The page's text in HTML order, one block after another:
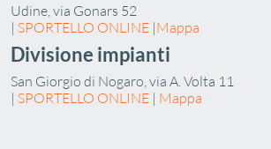
Udine, via Gonars 52
| SPORTELLO ONLINE |Mappa
Divisione impianti
San Giorgio di Nogaro, via A. Volta 11
| SPORTELLO ONLINE | Mappa